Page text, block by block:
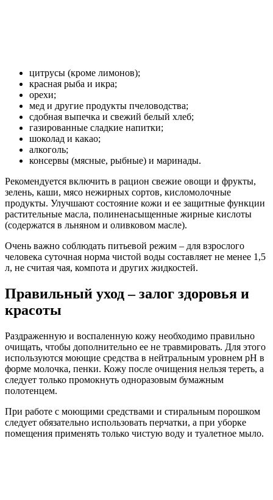
цитрусы (кроме лимонов);
красная рыба и икра;
орехи;
мед и другие продукты пчеловодства;
сдобная выпечка и свежий белый хлеб;
газированные сладкие напитки;
шоколад и какао;
алкоголь;
консервы (мясные, рыбные) и маринады.
Рекомендуется включить в рацион свежие овощи и фрукты,
зелень, каши, мясо нежирных сортов, кисломолочные
продукты. Улучшают состояние кожи и ее защитные функции
растительные масла, полиненасыщенные жирные кислоты
(содержатся в льняном и оливковом масле).
Очень важно соблюдать питьевой режим – для взрослого
человека суточная норма чистой воды составляет не менее 1,5
л, не считая чая, компота и других жидкостей.
Правильный уход – залог здоровья и
красоты
Раздраженную и воспаленную кожу необходимо правильно
очищать, чтобы дополнительно ее не травмировать. Для этого
используются моющие средства в нейтральным уровнем рН в
форме молочка, пенки. Кожу после очищения нельзя тереть, а
следует только промокнуть одноразовым бумажным
полотенцем.
При работе с моющими средствами и стиральным порошком
следует обязательно использовать перчатки, а при уборке
помещения применять только чистую воду и туалетное мыло.